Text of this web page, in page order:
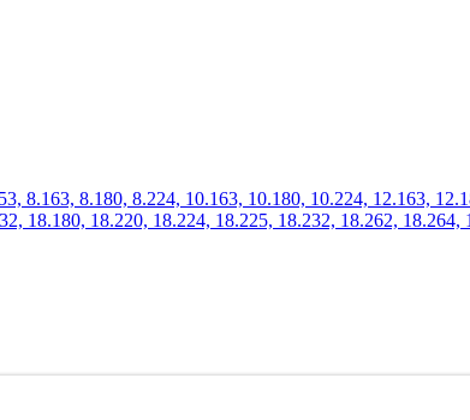
8.180, 8.224, 10.163, 10.180, 10.224, 12.163,
18.180, 18.220, 18.224, 18.225, 18.232, 18.262, 18.264,